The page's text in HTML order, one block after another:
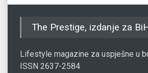
The Prestige, izdanje za
Lifestyle magazine za uspješne u
ISSN 2637-2584